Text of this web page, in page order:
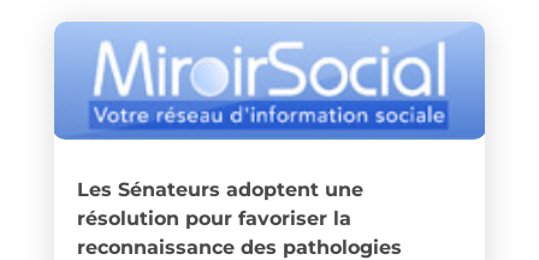
Les Sénateurs adoptent une
résolution pour favoriser la
reconnaissance des pathologies